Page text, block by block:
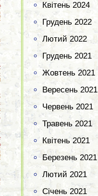
Квітень 2024
Грудень 2022
Лютий 2022
Грудень 2021
Жовтень 2021
Вересень 2021
Червень 2021
Травень 2021
Квітень 2021
Березень 2021
Лютий 2021
Січень 2021